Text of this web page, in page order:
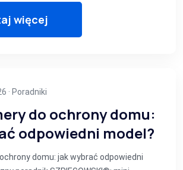
więcej
· Poradniki
do ochrony domu:
odpowiedni model?
domu: jak wybrać odpowiedni